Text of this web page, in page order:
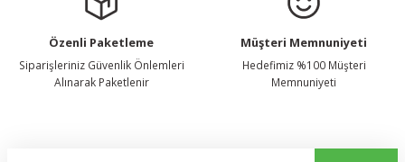
Özenli Paketleme
Siparişleriniz Güvenlik Önlemleri
Alınarak Paketlenir
Müşteri Memnuniyeti
Hedefimiz %100 Müşteri
Memnuniyeti